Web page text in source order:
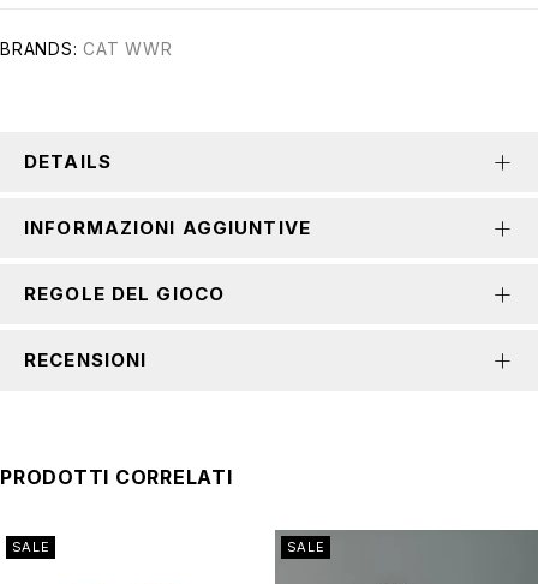
BRANDS: CAT WWR
DETAILS
INFORMAZIONI AGGIUNTIVE
REGOLE DEL GIOCO
RECENSIONI
PRODOTTI CORRELATI
SALE SALE